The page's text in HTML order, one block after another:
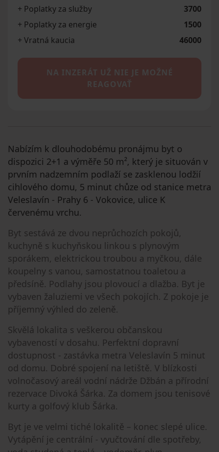
+ Poplatky za služby
3700
+ Poplatky za energie
1500
+ Vratná kaucia
46000
NA INZERÁT UŽ NIE JE MOŽNÉ
REAGOVAŤ
Nabízím k dlouhodobému pronájmu byt o
dispozici 2+1 a výměře 50 m², který je situován v
prvním nadzemním podlaží se zasklenou lodžií
cihlového domu, 5 minut chůze od stanice metra
Veleslavín - Prahy 6 - Vokovice, ulice K
červenému vrchu.
Byt sestává ze dvou neprůchozích pokojů,
kuchyně s kuchyňskou linkou s plynovým
sporákem, elektrickou troubou a myčkou, dále
koupelny s vanou, samostatnou toaletou a
předsíně. Podlahy jsou plovoucí a dlažba. Byt je
vybaven žaluziemi ve všech pokojích. Z pokoje je
příjemný výhled do zeleně.
Skvělá lokalita s veškerou občanskou
vybaveností v dosahu. Perfektní dopravní
dostupnost - zastávka metra Veleslavín 5 minut
od domu. Dobré spojení na letiště. V blízkosti
volnočasový areál vodní nádrže Džbán a přírodní
rezervace Divoká Šárka. Za domem jsou tenisové
kurty a golfový klub Šárka.
Byt je ve velmi tiché lokalitě – konec slepé ulice.
Vytápění je centrální - vyučtování dle spotřeby,